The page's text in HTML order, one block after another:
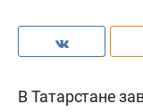
В Татарстане